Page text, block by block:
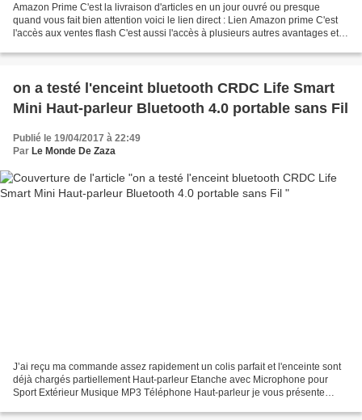
Amazon Prime C'est la livraison d'articles en un jour ouvré ou presque
quand vous fait bien attention voici le lien direct : Lien Amazon prime C'est
l'accès aux ventes flash C'est aussi l'accès à plusieurs autres avantages et
on a testé l'enceint bluetooth CRDC Life Smart
Mini Haut-parleur Bluetooth 4.0 portable sans Fil
Publié le 19/04/2017 à 22:49
Par Le Monde De Zaza
J’ai reçu ma commande assez rapidement un colis parfait et l'enceinte sont
déjà chargés partiellement Haut-parleur Etanche avec Microphone pour
Sport Extérieur Musique MP3 Téléphone Haut-parleur je vous présente